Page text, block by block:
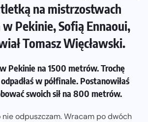
na mistrzostwach
Pekinie, Sofią Ennaoui,
Tomasz Więcławski.
Pekinie na 1500 metrów. Trochę
w półfinale. Postanowiłaś
swoich sił na 800 metrów.
nie odpuszczam. Wracam po dwóch